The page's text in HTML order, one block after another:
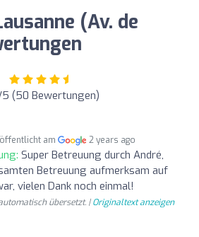
(Av. de
(50 Bewertungen)
am 2 years ago
Super Betreuung durch André,
Betreuung aufmerksam auf
vielen Dank noch einmal!
übersetzt. |Originaltext anzeigen